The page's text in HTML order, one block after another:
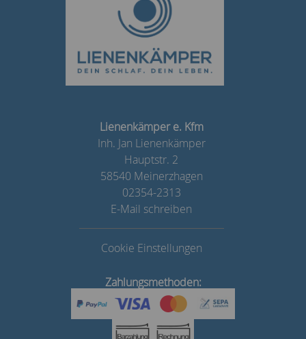
Lienenkämper e. Kfm
Inh. Jan Lienenkämper
Hauptstr. 2
58540 Meinerzhagen
02354-2313
E-Mail schreiben
Cookie Einstellungen
Zahlungsmethoden: